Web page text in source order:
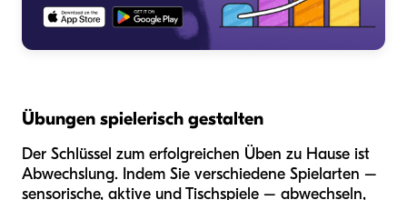
Übungen spielerisch gestalten
Der Schlüssel zum erfolgreichen Üben zu Hause ist
Abwechslung. Indem Sie verschiedene Spielarten –
sensorische, aktive und Tischspiele – abwechseln,